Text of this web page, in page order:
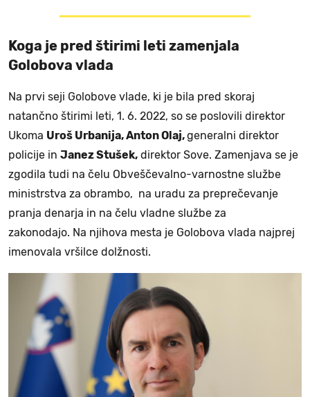
Koga je pred štirimi leti zamenjala
Golobova vlada
Na prvi seji Golobove vlade, ki je bila pred skoraj
natančno štirimi leti, 1. 6. 2022, so se poslovili direktor
Ukoma Uroš Urbanija, Anton Olaj,generalni direktor
policije in Janez Stušek, direktor Sove. Zamenjava se je
zgodila tudi na čelu Obveščevalno-varnostne službe
ministrstva za obrambo, na uradu za preprečevanje
pranja denarja in na čelu vladne službe za
zakonodajo. Na njihova mesta je Golobova vlada najprej
imenovala vršilce dolžnosti.